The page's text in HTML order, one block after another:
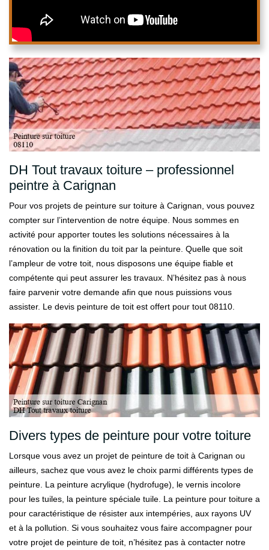
DH Tout travaux toiture – professionnel
peintre à Carignan
Pour vos projets de peinture sur toiture à Carignan, vous pouvez
compter sur l’intervention de notre équipe. Nous sommes en
activité pour apporter toutes les solutions nécessaires à la
rénovation ou la finition du toit par la peinture. Quelle que soit
l’ampleur de votre toit, nous disposons une équipe fiable et
compétente qui peut assurer les travaux. N’hésitez pas à nous
faire parvenir votre demande afin que nous puissions vous
assister. Le devis peinture de toit est offert pour tout 08110.
Divers types de peinture pour votre toiture
Lorsque vous avez un projet de peinture de toit à Carignan ou
ailleurs, sachez que vous avez le choix parmi différents types de
peinture. La peinture acrylique (hydrofuge), le vernis incolore
pour les tuiles, la peinture spéciale tuile. La peinture pour toiture a
pour caractéristique de résister aux intempéries, aux rayons UV
et à la pollution. Si vous souhaitez vous faire accompagner pour
votre projet de peinture de toit, n’hésitez pas à contacter notre